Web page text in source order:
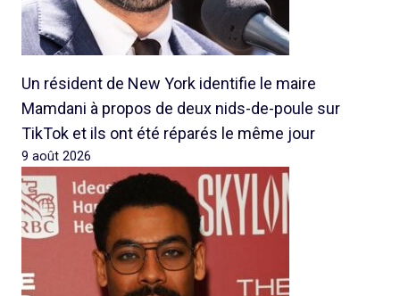
Un résident de New York identifie le maire
Mamdani à propos de deux nids-de-poule sur
TikTok et ils ont été réparés le même jour
9 août 2026